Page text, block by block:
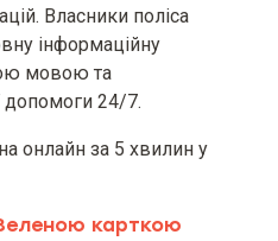
та оплати
договору
страхування
засобів
факт внесення
Власники поліса
інформаційну
мовою та
допомоги 24/7.
онлайн за 5 хвилин у
карткою